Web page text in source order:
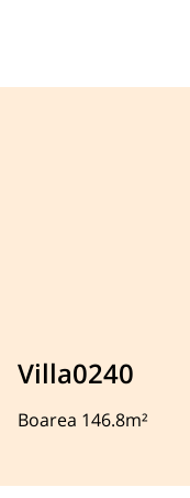
Villa0240
Boarea 146.8m²